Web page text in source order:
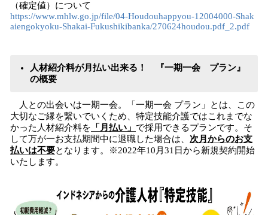
（確定値）について
https://www.mhlw.go.jp/file/04-Houdouhappyou-12004000-Shak
aiengokyoku-Shakai-Fukushikibanka/270624houdou.pdf_2.pdf
人材紹介料が月払い出来る！ 『一期一会 プラン』
の概要
人との出会いは一期一会。「一期一会 プラン」とは、この
大切なご縁を繋いでいくため、特定技能介護ではこれまでな
かった人材紹介料を 「月払い」 で採用できるプランです。そ
して万が一お支払期間中に退職した場合は、 次月からのお支
払いは不要となります。※2022年10月31日から新規契約開始
いたします。